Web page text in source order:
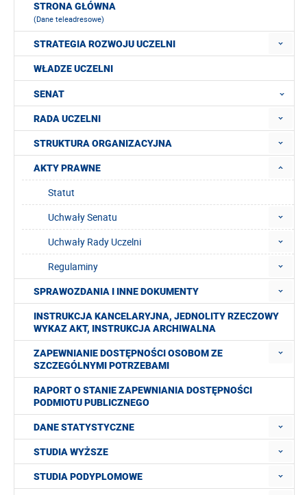
STRONA GŁÓWNA
(Dane teleadresowe)
STRATEGIA ROZWOJU UCZELNI
WŁADZE UCZELNI
SENAT
RADA UCZELNI
STRUKTURA ORGANIZACYJNA
AKTY PRAWNE
Statut
Uchwały Senatu
Uchwały Rady Uczelni
Regulaminy
SPRAWOZDANIA I INNE DOKUMENTY
INSTRUKCJA KANCELARYJNA, JEDNOLITY RZECZOWY
WYKAZ AKT, INSTRUKCJA ARCHIWALNA
ZAPEWNIANIE DOSTĘPNOŚCI OSOBOM ZE
SZCZEGÓLNYMI POTRZEBAMI
RAPORT O STANIE ZAPEWNIANIA DOSTĘPNOŚCI
PODMIOTU PUBLICZNEGO
DANE STATYSTYCZNE
STUDIA WYŻSZE
STUDIA PODYPLOMOWE